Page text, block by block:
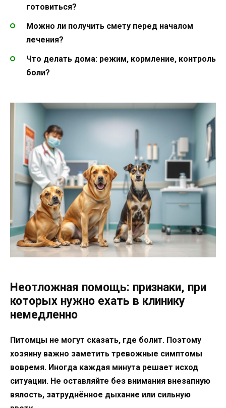
готовиться?
Можно ли получить смету перед началом
лечения?
Что делать дома: режим, кормление, контроль
боли?
Неотложная помощь: признаки, при
которых нужно ехать в клинику
немедленно
Питомцы не могут сказать, где болит. Поэтому
хозяину важно заметить тревожные симптомы
вовремя. Иногда каждая минута решает исход
ситуации. Не оставляйте без внимания внезапную
вялость, затруднённое дыхание или сильную